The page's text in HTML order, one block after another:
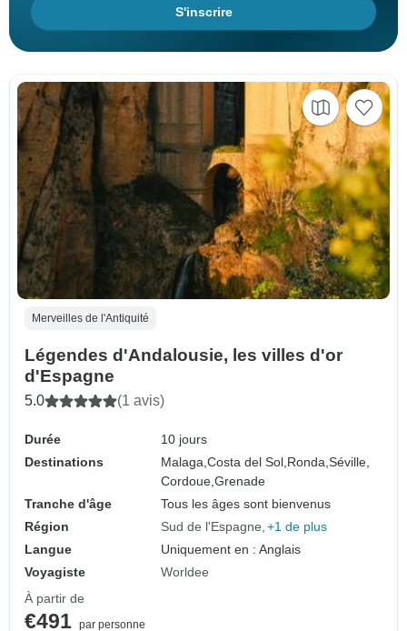
S'inscrire
Merveilles de l'Antiquité
Légendes d'Andalousie, les villes d'or
d'Espagne
5.0 (1 avis)
Durée
10 jours
Destinations
Malaga,Costa del Sol,Ronda,Séville,
Cordoue,Grenade
Tranche d'âge
Tous les âges sont bienvenus
Région
Sud de l'Espagne +1 de plus
Langue
Uniquement en : Anglais
Voyagiste
Worldee
À partir de
€491 par personne